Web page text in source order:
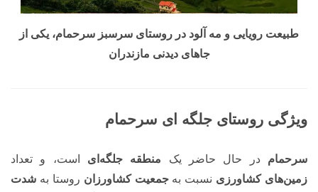
طبیعت رویایی و مه آلود در روستای سرسبز سرحمام، یکی از
جاهای دیدنی مازندران
ویژگی روستای جلگه ای سرحمام
سرحمام در حال حاضر یک منطقه جلگه‌ای است، و تعداد
زمین‌های کشاورزی نسبت بهجمعیت کشاورزان روستا به شدت